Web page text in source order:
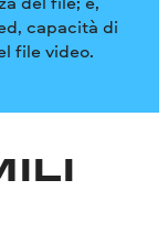
capacità di
file video.